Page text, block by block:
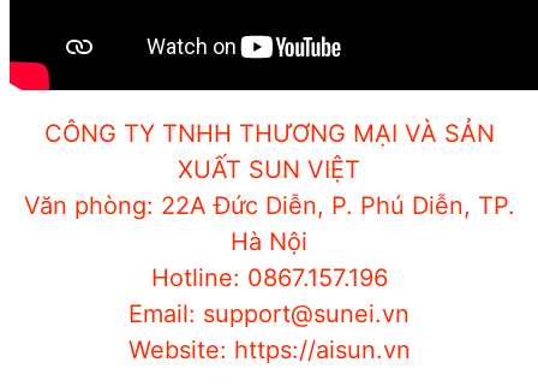
CÔNG TY TNHH THƯƠNG MẠI VÀ SẢN
XUẤT SUN VIỆT
Văn phòng: 22A Đức Diễn, P. Phú Diễn, TP.
Hà Nội
Hotline: 0867.157.196
Email: support@sunei.vn
Website: https://aisun.vn